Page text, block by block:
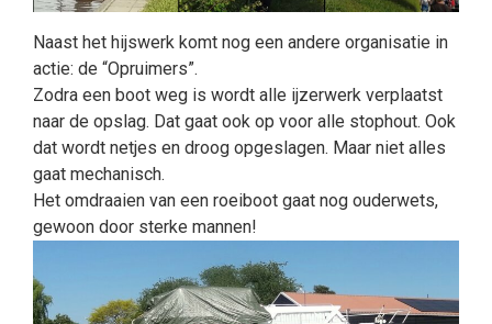
Naast het hijswerk komt nog een andere organisatie in
actie: de “Opruimers”.
Zodra een boot weg is wordt alle ijzerwerk verplaatst
naar de opslag. Dat gaat ook op voor alle stophout. Ook
dat wordt netjes en droog opgeslagen. Maar niet alles
gaat mechanisch.
Het omdraaien van een roeiboot gaat nog ouderwets,
gewoon door sterke mannen!